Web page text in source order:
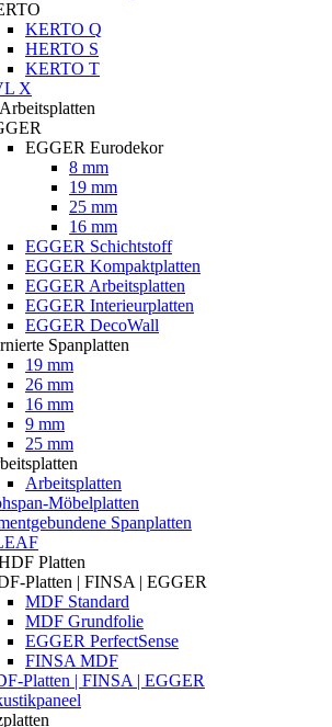
KERTO Q
HERTO S
KERTO T
X
EGGER Eurodekor
8 mm
19 mm
25 mm
16 mm
EGGER Schichtstoff
EGGER Kompaktplatten
EGGER Arbeitsplatten
EGGER Interieurplatten
EGGER DecoWall
Spanplatten
19 mm
26 mm
16 mm
9 mm
25 mm
Arbeitsplatten
Möbelplatten
Spanplatten
Platten
Platten | FINSA | EGGER
MDF Standard
MDF Grundfolie
EGGER PerfectSense
FINSA MDF
Platten | FINSA | EGGER